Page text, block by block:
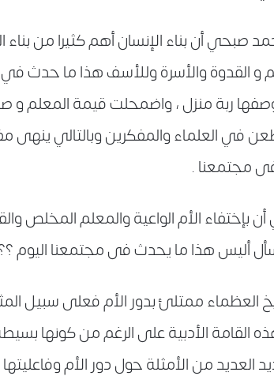
صبحي أن بناء الإنسان أهم كثيرا من بناء
و القدوة والأسرة وللأسف هذا ما حدث
ربة منزل ، واضمحلت قيمة المعلم و صار
في العلماء والمفكرين وبالتالي ينهى
مجتمعنا .
بإختفاء الأم الواعية والمعلم المخلص
أليس هذا ما يحدث فى مجتمعنا اليوم
العظماء ممتلئ بدور الأم فعلى سبيل
القامة الأدبية على الرغم من كونها
العديد من الأمثلة حول دور الأم وفاعليتها